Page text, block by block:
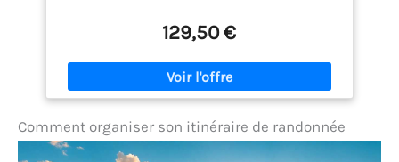
de poignée avec sangle respirante évacuant
l'humidité fabriquée à partir de matériaux recyclés
Soutien et rigidité optimisés des articulations pour
une durabilité accrue
129,50 €
Comment organiser son itinéraire de randonnée